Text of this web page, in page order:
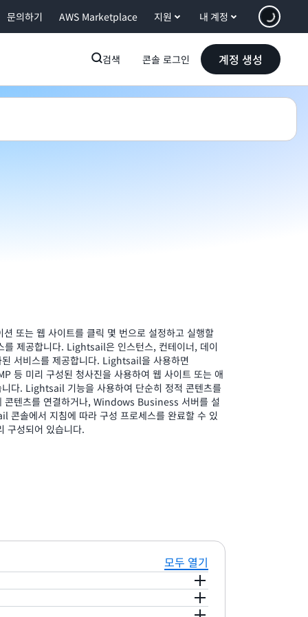
문의하기 AWS Marketplace 지원 내 계정
검색 콘솔 로그인 계정 생성
또는 웹 사이트를 클릭 몇 번으로 설정하고 실행할
를 제공합니다. Lightsail은 인스턴스, 컨테이너, 데이
서비스를 제공합니다. Lightsail을 사용하면
등 미리 구성된 청사진을 사용하여 웹 사이트 또는 애
다. Lightsail 기능을 사용하여 단순히 정적 콘텐츠를
콘텐츠를 연결하거나, Windows Business 서버를 설
콘솔에서 지침에 따라 구성 프로세스를 완료할 수 있
구성되어 있습니다.
모두 열기
되는 가상 서버(인스턴스)를 제공합니다.